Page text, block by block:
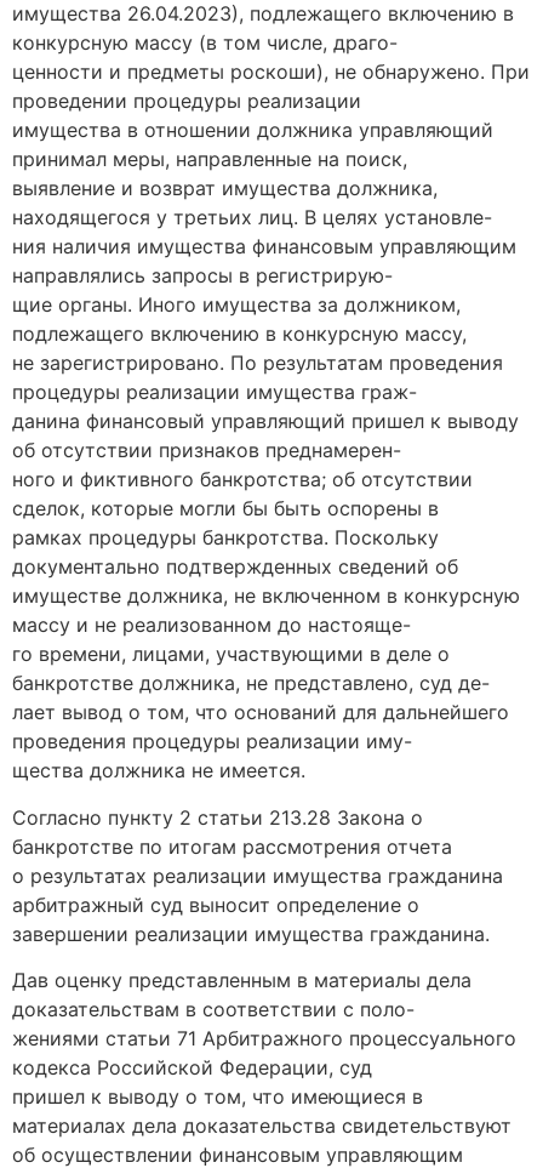
имущества 26.04.2023), подлежащего включению в
конкурсную массу (в том числе, драго-
ценности и предметы роскоши), не обнаружено. При
проведении процедуры реализации
имущества в отношении должника управляющий
принимал меры, направленные на поиск,
выявление и возврат имущества должника,
находящегося у третьих лиц. В целях установле-
ния наличия имущества финансовым управляющим
направлялись запросы в регистрирую-
щие органы. Иного имущества за должником,
подлежащего включению в конкурсную массу,
не зарегистрировано. По результатам проведения
процедуры реализации имущества граж-
данина финансовый управляющий пришел к выводу
об отсутствии признаков преднамерен-
ного и фиктивного банкротства; об отсутствии
сделок, которые могли бы быть оспорены в
рамках процедуры банкротства. Поскольку
документально подтвержденных сведений об
имуществе должника, не включенном в конкурсную
массу и не реализованном до настояще-
го времени, лицами, участвующими в деле о
банкротстве должника, не представлено, суд де-
лает вывод о том, что оснований для дальнейшего
проведения процедуры реализации иму-
щества должника не имеется.
Согласно пункту 2 статьи 213.28 Закона о
банкротстве по итогам рассмотрения отчета
о результатах реализации имущества гражданина
арбитражный суд выносит определение о
завершении реализации имущества гражданина.
Дав оценку представленным в материалы дела
доказательствам в соответствии с поло-
жениями статьи 71 Арбитражного процессуального
кодекса Российской Федерации, суд
пришел к выводу о том, что имеющиеся в
материалах дела доказательства свидетельствуют
об осуществлении финансовым управляющим